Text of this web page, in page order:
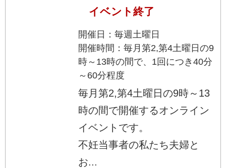
イベント終了
開催日：毎週土曜日
開催時間：毎月第2,第4土曜日の9
時～13時の間で、1回につき40分
～60分程度
毎月第2,第4土曜日の9時～13
時の間で開催するオンライン
イベントです。
不妊当事者の私たち夫婦と
お...